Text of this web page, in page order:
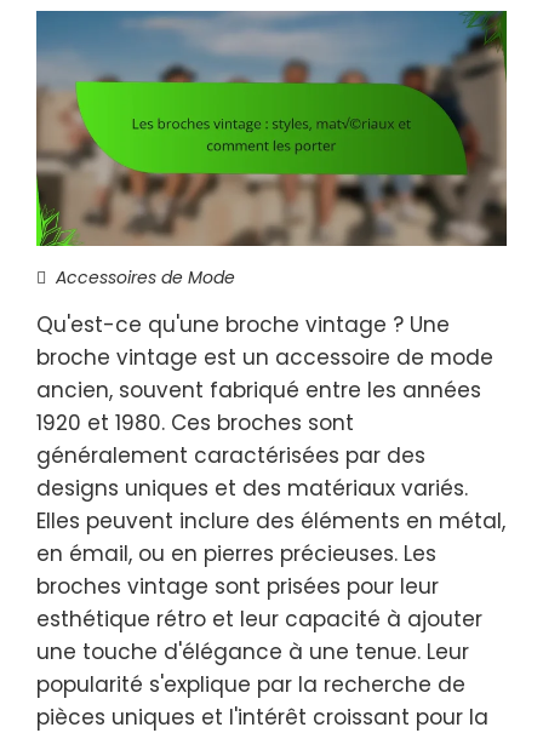
Accessoires de Mode
Qu'est-ce qu'une broche vintage ? Une
broche vintage est un accessoire de mode
ancien, souvent fabriqué entre les années
1920 et 1980. Ces broches sont
généralement caractérisées par des
designs uniques et des matériaux variés.
Elles peuvent inclure des éléments en métal,
en émail, ou en pierres précieuses. Les
broches vintage sont prisées pour leur
esthétique rétro et leur capacité à ajouter
une touche d'élégance à une tenue. Leur
popularité s'explique par la recherche de
pièces uniques et l'intérêt croissant pour la